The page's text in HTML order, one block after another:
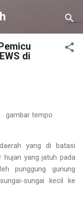
to main content
di
gambar tempo
yang di batasi
hujan yang jatuh pada
punggung gunung
sungai kecil ke